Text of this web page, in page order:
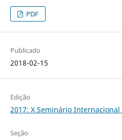
PDF
Publicado
2018-02-15
Edição
2017: X Seminário
Seção